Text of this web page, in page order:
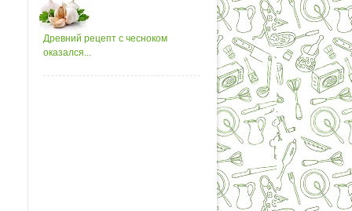
Древний рецепт с чесноком
оказался...